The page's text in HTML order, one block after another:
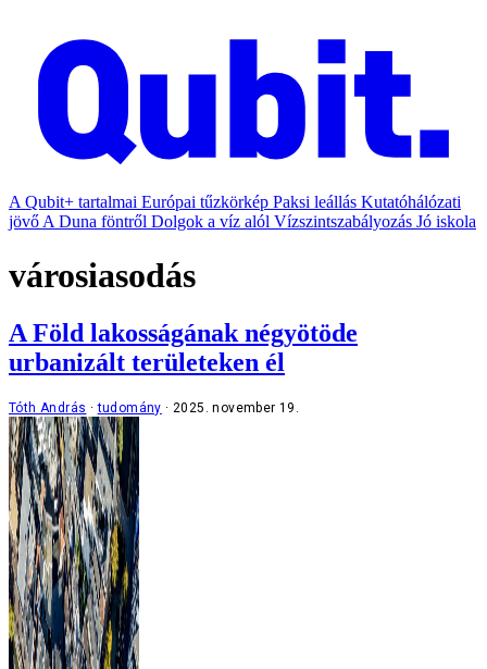
A Qubit+ tartalmai Európai tűzkörkép Paksi leállás Kutatóhálózati
jövő A Duna föntről Dolgok a víz alól Vízszintszabályozás Jó iskola
városiasodás
A Föld lakosságának négyötöde
urbanizált területeken él
Tóth András tudomány 2025. november 19.